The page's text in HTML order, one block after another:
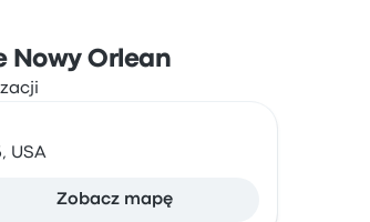
Nowy Orlean
USA
Zobacz mapę